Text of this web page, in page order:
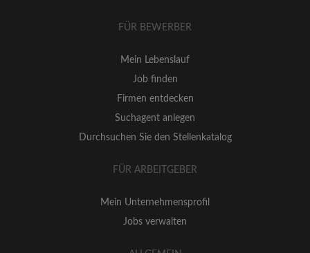
FÜR BEWERBER
Mein Lebenslauf
Job finden
Firmen entdecken
Suchagent anlegen
Durchsuchen Sie den Stellenkatalog
FÜR ARBEITGEBER
Mein Unternehmensprofil
Jobs verwalten